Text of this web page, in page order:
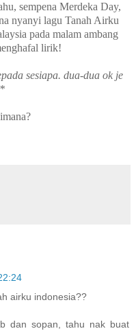
sempena Merdeka Day,
nyanyi lagu Tanah Airku
pada malam ambang
lirik!
sesiapa. dua-dua ok je
airku indonesia??
dan sopan, tahu nak buat